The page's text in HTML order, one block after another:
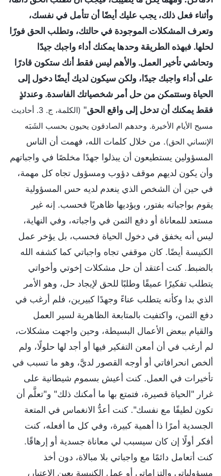
وأثناء فعل ذلك، يجب عليك أيضًا أن تتأمل في نفسك،
وتعرف المشكلات الموجودة في حالتك، وتطلب الحق فورًا
لحلها. فبهذه الطريقة وحدها يمكنك أداء واجبك جيدًا
وتحاشي تأخير العمل. والأهم ليس فقط أنك ستكون قادرًا
على أداء واجبك جيدًا، ولكن سيكون لديك أيضًا دخول إلى
الحياة وستتمكن من حل أمر شخصياتك الفاسدة. وعندئذٍ
فقط يمكنك أن تدخل إلى واقع الحق"
(الكلمة، ج. 3. أحاديث
مسيح الأيام الأخيرة. وحدهم الصادقون يحيون بحسب الشَبَه
الإنساني الحق). من خلال كلمات الله، فهمت أن الناس
المسؤولين يستطيعون أن يبذلوا جهدًا مخلصًا في واجباتهم
وأن يكون لديهم موقف دؤوب ومسؤول تجاه كل مهمة،
في حين أن الشخص الذي ينعدم لديه حس المسؤولية
يقوم بواجباته بفتور، ويؤديها ظاهريًا فحسب. إنه غير
مستعد للمعاناة أو دفع الثمن في واجباته، وفي النهاية،
ليس أنه يخفق في دخول الحياة فحسب، بل يؤخر عمل
الكنيسة أيضًا. كان موقفي تجاه واجباتي كما كشفه الله
بالضبط. كنت أعتقد أن حل مشكلات إخوتي وأخواتي
يتطلب تفكيرًا عميقًا وطلبًا للحق لإيجاد حل، وهو الأمر
الذي بدا وكأنه يتطلب عناءً وجهدًا كبيرين، فلم أرغب في
دفع الثمن، واكتفيت بالمتابعة الظاهرية لسير العمل
والقيام ببعض الأعمال البسيطة، وحين واجهت مشكلات،
لم أرغب في أن أمعن التفكير فيها أو أجد لها حلولًا، ولم
ألخص انحرافاتي أو أوجه القصور لديَّ، وهو ما تسبب في
تأخيرات في العمل. كنت أعيش بسموم شيطانية على
غرار "الحياة قصيرة، فتمتع بها ما أمكنك ذلك" و"تعلَّم أن
تكون لطيفًا مع نفسك". كنت أعدُّ الانغماس في المتعة
الجسدية أمرًا ذا أهمية كبيرة، وفي كل ما أفعله، كنت
أفكر أولًا إن كان سيسبب لي معاناة جسدية أو إرهاقًا.
كنت أتعامل دائمًا مع واجباتي بلا مبالاة، دون أخذ
مسؤولياتي والتزاماتي أو عمل الكنيسة بعين الاعتبار،